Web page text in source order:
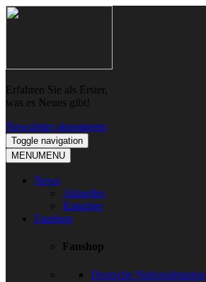
Skip
Skip
Erfahren Sie als Erster,
was es Neues gibt!
Newsletter abonnieren
Toggle navigation
MENUMENU
News
Aktuelles
Ratgeber
Fanshop
Fanshop
Deutsche